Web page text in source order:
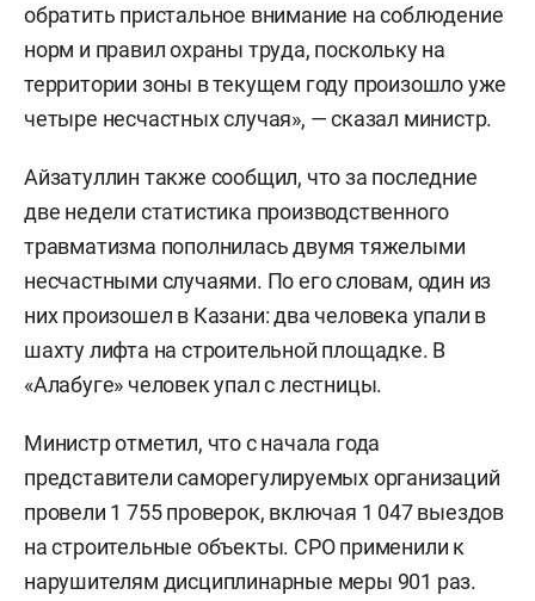
обратить пристальное внимание на соблюдение
норм и правил охраны труда, поскольку на
территории зоны в текущем году произошло уже
четыре несчастных случая», — сказал министр.
Айзатуллин также сообщил, что за последние
две недели статистика производственного
травматизма пополнилась двумя тяжелыми
несчастными случаями. По его словам, один из
них произошел в Казани: два человека упали в
шахту лифта на строительной площадке. В
«Алабуге» человек упал с лестницы.
Министр отметил, что с начала года
представители саморегулируемых организаций
провели 1 755 проверок, включая 1 047 выездов
на строительные объекты. СРО применили к
нарушителям дисциплинарные меры 901 раз.